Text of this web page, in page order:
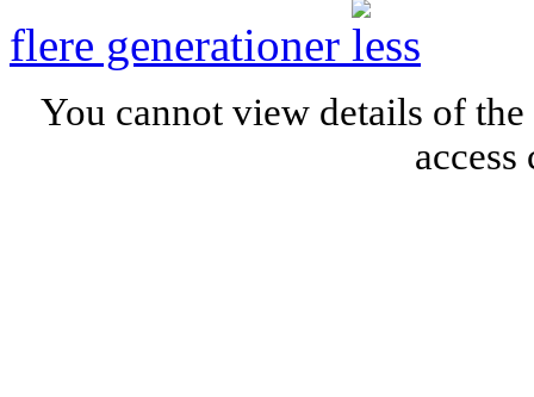
flere generationer
You cannot view details of